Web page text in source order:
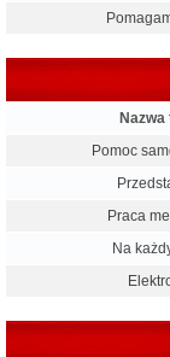
Nazwa
Pomoc
Praca
Na